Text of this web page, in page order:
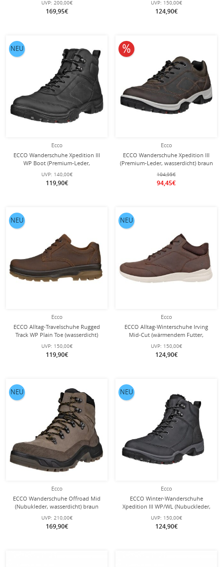
UVP: 200,00€
169,95€
Herren
UVP: 150,00€
124,90€
Ecco
ECCO Wanderschuhe Xpedition III
WP Boot (Premium-Leder,
wasserdicht) schwarz Herren
UVP: 140,00€
119,90€
NEU
Ecco
ECCO Wanderschuhe Xpedition III
(Premium-Leder, wasserdicht) braun
Herren
104,95€
94,45€
10% reduziert
Ecco
ECCO Alltag-Travelschuhe Rugged
Track WP Plain Toe (wasserdicht)
braun Herren
UVP: 150,00€
119,90€
NEU
Ecco
ECCO Alltag-Winterschuhe Irving
Mid-Cut (wärmendem Futter,
Premium-Nubukleder) braun Herren
UVP: 150,00€
124,90€
NEU
Ecco
ECCO Wanderschuhe Offroad Mid
(Nubukleder, wasserdicht) braun
Herren
UVP: 210,00€
169,90€
NEU
Ecco
ECCO Winter-Wanderschuhe
Xpedition III WP/WL (Nubuckleder,
wasserdicht, warm) schwarz Herren
UVP: 150,00€
124,90€
NEU